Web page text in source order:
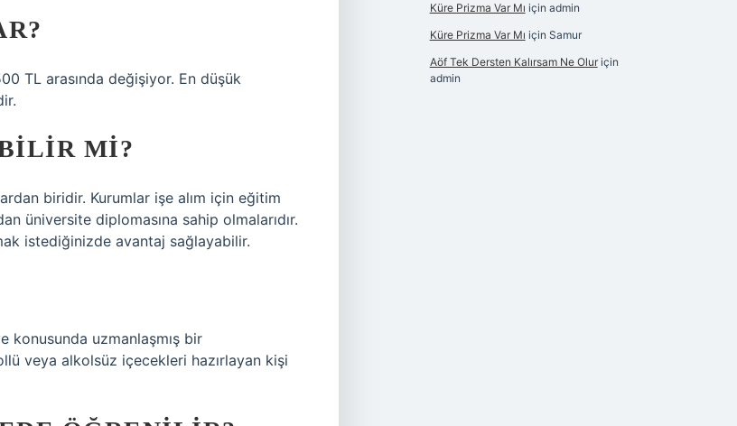
TL arasında değişiyor. En düşük
MI?
biridir. Kurumlar işe alım için eğitim
üniversite diplomasına sahip olmalarıdır.
istediğinizde avantaj sağlayabilir.
konusunda uzmanlaşmış bir
veya alkolsüz içecekleri hazırlayan kişi
Küre Prizma Var Mı için admin
Küre Prizma Var Mı için Samur
Aöf Tek Dersten Kalırsam Ne Oluriçin
admin